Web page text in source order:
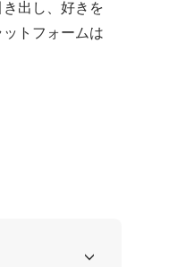
出し、好きを
トフォームは